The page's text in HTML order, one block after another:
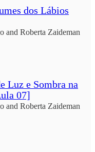
dos Lábios
and Roberta Zaideman
Luz e Sombra na
07]
and Roberta Zaideman